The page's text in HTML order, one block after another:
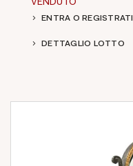
ENTRA O REGISTRATI
DETTAGLIO LOTTO